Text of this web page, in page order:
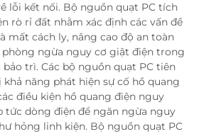
lỗi kết nối. Bộ nguồn quạt PC tích
rò rỉ đất nhằm xác định các vấn đề
mất cách ly, nâng cao độ an toàn
ngừa nguy cơ giật điện trong
trì. Các bộ nguồn quạt PC tiên
năng phát hiện sự cố hồ quang
điều kiện hồ quang điện nguy
tức dòng điện để ngăn ngừa nguy
hỏng linh kiện. Bộ nguồn quạt PC